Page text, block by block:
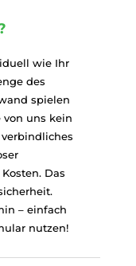
wie Ihr
des
spielen
von uns kein
Das
– einfach
nutzen!